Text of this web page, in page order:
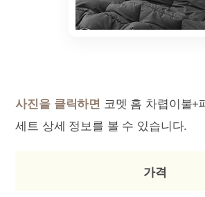
사진을 클릭하면 코멧 홈 차렵이불+
세트 상세 정보를 볼 수 있습니다.
가격